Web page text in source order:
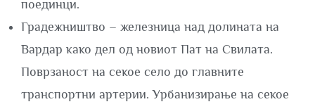
поединци.
Градежништво – железница над долината на
Вардар како дел од новиот Пат на Свилата.
Поврзаност на секое село до главните
транспортни артерии. Урбанизирање на секое